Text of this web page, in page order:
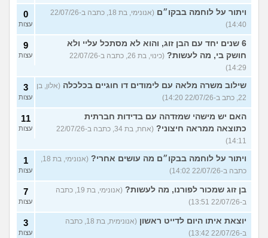
ויתור על לוחמה בבקו״ם
(אנונימי, בת 18, כתבה ב-22/07/26
14:40)
0
עצות
6 שנים יחד עם הבן זוג, והוא לא מסתכל עליי ולא
חושק בי, מה לעשות?
(כינוי, בת 26, כתבה ב-22/07/26
14:29)
9
עצות
שילוב משרה מלאה עם לימודים דו חוגיים בכלכלה (אלון, בן
22, כתב ב-22/07/26 14:20)
3
עצות
האם יש מישהי שמזדהה עם בדידות חברתית
כתוצאה ממראה חיצוני?
(אחת, בת 34, כתבה ב-22/07/26
14:11)
11
עצות
ויתור על לוחמה בבקו״ם מה עושים אחרי?
(אנונימי, בת 18,
כתבה ב-22/07/26 14:02)
1
עצות
בן זוג שמכור לפורנו, מה לעשות?
(אנונימי, בת 19, כתבה
ב-22/07/26 13:51)
7
עצות
יוצאת איתו היום לדייט ראשון
(אנונימית, בת 18, כתבה
ב-22/07/26 13:42)
3
עצות